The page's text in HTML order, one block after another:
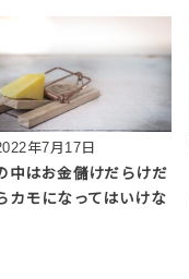
年7月17日
中はお金儲けだらけだ
カモになってはいけな